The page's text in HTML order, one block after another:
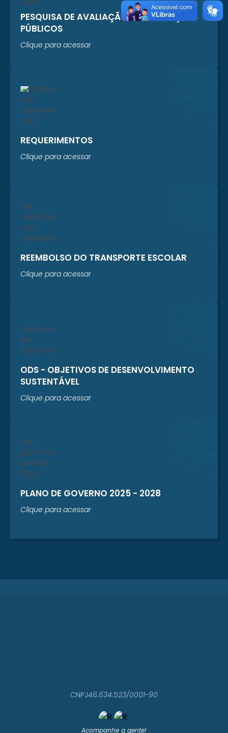
PESQUISA DE AVALIAÇÃO DOS SERVIÇOS
PÚBLICOS
Clique para acessar
REQUERIMENTOS
Clique para acessar
REEMBOLSO DO TRANSPORTE ESCOLAR
Clique para acessar
ODS - OBJETIVOS DE DESENVOLVIMENTO
SUSTENTÁVEL
Clique para acessar
PLANO DE GOVERNO 2025 - 2028
Clique para acessar
Acompanhe a gente!
CNPJ46.634.523/0001-90